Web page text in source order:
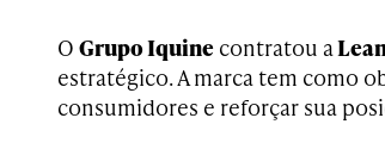
O Grupo Iquine contratou a
estratégico. A marca tem como
consumidores e reforçar sua